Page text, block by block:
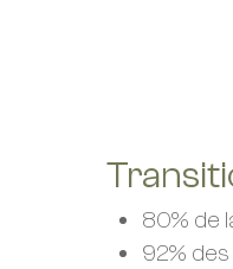
80% de
92% des